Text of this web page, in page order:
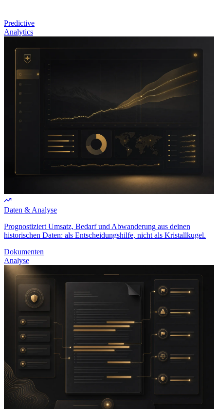
Predictive
Analytics
Daten & Analyse
Prognostiziert Umsatz, Bedarf und Abwanderung aus deinen
historischen Daten: als Entscheidungshilfe, nicht als Kristallkugel.
Dokumenten
Analyse